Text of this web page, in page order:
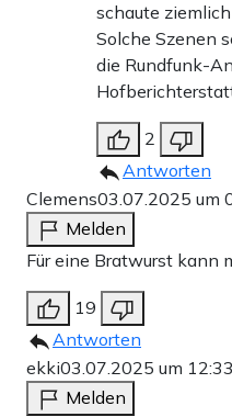
schaute
Solche Szenen
die Rundfunk-
2
Antworten
Clemens03.07.2025 um
Melden
Für eine Bratwurst kann
19
Antworten
ekki03.07.2025 um
Melden